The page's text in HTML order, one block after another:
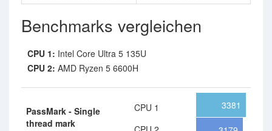
Benchmarks vergleichen
CPU 1: Intel Core Ultra 5 135U
CPU 2: AMD Ryzen 5 6600H
PassMark - Single
thread mark
CPU 1
3381